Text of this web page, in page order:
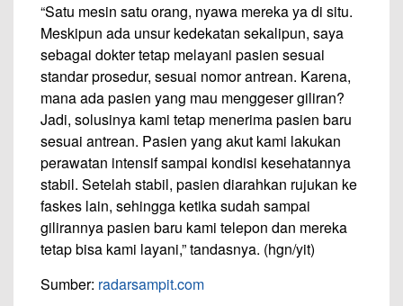
“Satu mesin satu orang, nyawa mereka ya di situ.
Meskipun ada unsur kedekatan sekalipun, saya
sebagai dokter tetap melayani pasien sesuai
standar prosedur, sesuai nomor antrean. Karena,
mana ada pasien yang mau menggeser giliran?
Jadi, solusinya kami tetap menerima pasien baru
sesuai antrean. Pasien yang akut kami lakukan
perawatan intensif sampai kondisi kesehatannya
stabil. Setelah stabil, pasien diarahkan rujukan ke
faskes lain, sehingga ketika sudah sampai
gilirannya pasien baru kami telepon dan mereka
tetap bisa kami layani,” tandasnya. (hgn/yit)
Sumber: radarsampit.com